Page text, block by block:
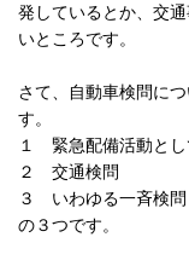
発しているとか、交
いところです。
さて、自動車検問に
す。
１ 緊急配備活動とし
２ 交通検問
３ いわゆる一斉検問
の３つです。